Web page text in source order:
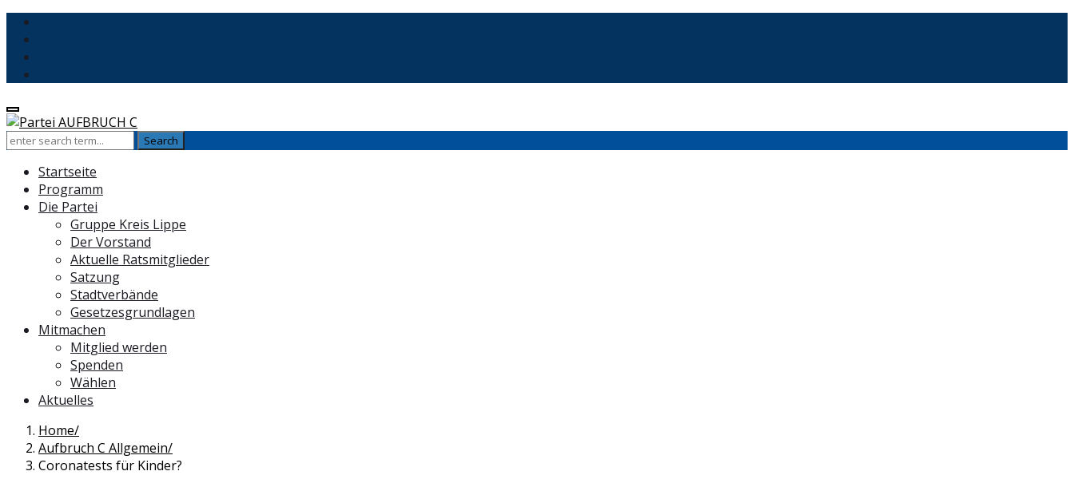
Startseite
Programm
Die Partei
Gruppe Kreis Lippe
Der Vorstand
Aktuelle Ratsmitglieder
Satzung
Stadtverbände
Gesetzesgrundlagen
Mitmachen
Mitglied werden
Spenden
Wählen
Aktuelles
Home
Aufbruch C Allgemein
Coronatests für Kinder?